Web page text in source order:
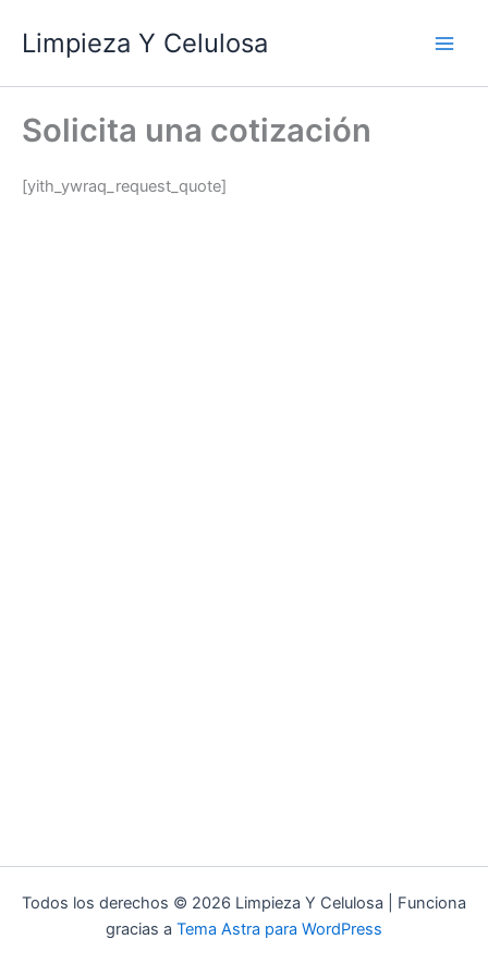
contenido
Limpieza Y Celulosa
Solicita una cotización
[yith_ywraq_request_quote]
Todos los derechos © 2026 Limpieza Y Celulosa | Funciona
gracias a Tema Astra para WordPress